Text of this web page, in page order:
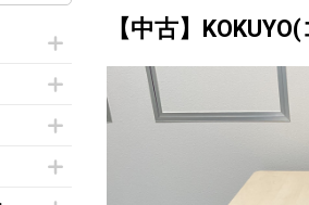
チデスク）
【中古】